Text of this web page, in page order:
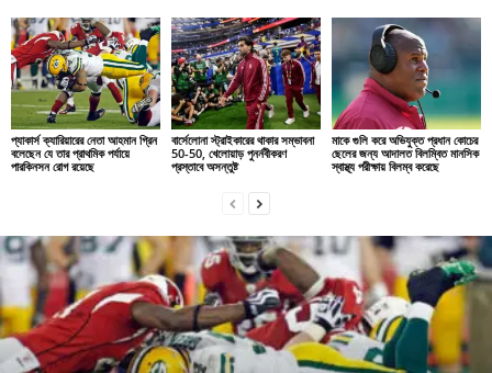
প্যাকার্স ক্যারিয়ারের নেতা আহমান গ্রিন
বলেছেন যে তার প্রাথমিক পর্যায়ে
পারকিনসন রোগ রয়েছে
বার্সেলোনা স্ট্রাইকারের থাকার সম্ভাবনা
50-50, খেলোয়াড় পুনর্নবীকরণ
প্রস্তাবে অসন্তুষ্ট
মাকে গুলি করে অভিযুক্ত প্রধান কোচের
ছেলের জন্য আদালত বিলম্বিত মানসিক
স্বাস্থ্য পরীক্ষায় বিলম্ব করেছে